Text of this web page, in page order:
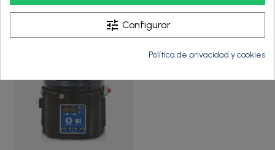
tune Configurar
Política de privacidad y cookies